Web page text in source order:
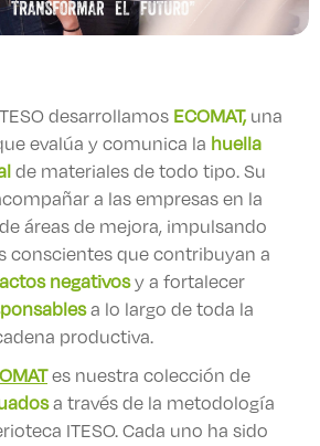
desarrollamos ECOMAT,una
evalúa y comunica la huella
de materiales de todo tipo. Su
a las empresas en la
áreas de mejora, impulsando
conscientes que contribuyan a
negativosy a fortalecer
a lo largo de toda la
productiva.
es nuestra colección de
a través de la metodología
ITESO. Cada uno ha sido